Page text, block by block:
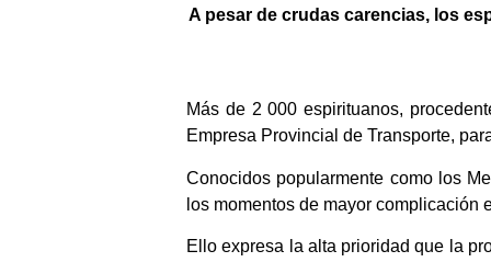
A pesar de crudas carencias, los
Más de 2 000 espirituanos,
Empresa Provincial de Transporte,
Conocidos popularmente como los
los momentos de mayor complicación
Ello expresa la alta prioridad que la